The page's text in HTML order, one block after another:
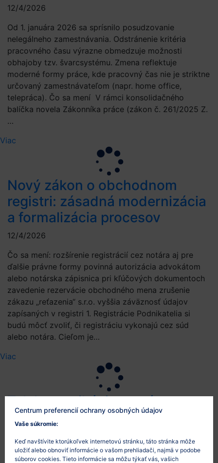
12/4/2026
Od 1. januára 2026 sa sprísnilo posudzovanie
nelegálneho zamestnávania. Odstránenie kritéria
pracovného času výrazne obmedzuje možnosti
obhajoby tzv. švarcsystému. Zmena reflektuje
moderné formy práce, kde pracovný čas nie je striktne
určovaný zamestnávateľom (napr. home office,
telepráca). Čo sa mení V rámci konsolidačného
balíčka novela Zákonníka práce (zákon č. 261/2025 Z.
…
Viac
Nový zákon o obchodnom
registri: zásadná modernizácia
a formalizácia procesov
12/4/2026
Čo sa mení: rozšírenie registrácií cez notára aj pre
ďalšie právne formy povinná autorizácia advokátom
alebo notárska zápisnica pri kľúčových dokumentoch
zavedenie rezervácie obchodného mena zrušenie
zákazu „reťazenia“ s.r.o. vyššia záväznosť údajov
zapísaných v registri 1. Registrácie Podnikatelia si
budú môcť zvoliť, či registráciu vykonajú cez súd
alebo notára. Cieľom je…
Viac
Telekomunikácie: nové
požiadavky na prístupnosť
12/4/2026
Centrum preferencií ochrany osobných údajov
Vaše súkromie:
Keď navštívite ktorúkoľvek internetovú stránku, táto stránka môže
uložiť alebo obnoviť informácie o vašom prehliadači, najmä v podobe
súborov cookies. Tieto informácie sa môžu týkať vás, vašich